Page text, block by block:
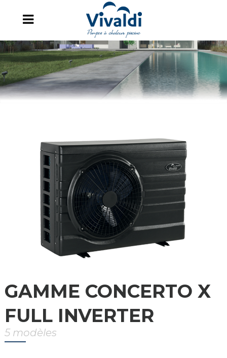
GAMME CONCERTO X
FULL INVERTER
5 modèles